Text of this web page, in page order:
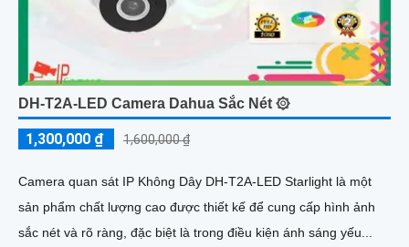
DH-T2A-LED Camera Dahua Sắc Nét ۞
1,300,000 ₫ 1,600,000 ₫
Camera quan sát IP Không Dây DH-T2A-LED Starlight là một
sản phẩm chất lượng cao được thiết kế để cung cấp hình ảnh
sắc nét và rõ ràng, đặc biệt là trong điều kiện ánh sáng yếu...